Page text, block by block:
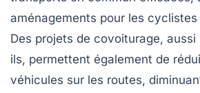
aménagements pour les
Des projets de covoiturage,
ils, permettent également de
véhicules sur les routes,